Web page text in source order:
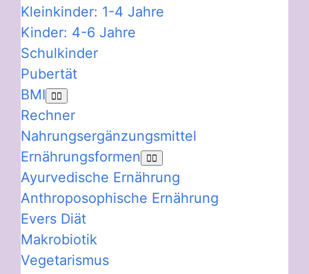
Kleinkinder: 1-4 Jahre
Kinder: 4-6 Jahre
Schulkinder
Pubertät
BMI
Rechner
Nahrungsergänzungsmittel
Ernährungsformen
Ayurvedische Ernährung
Anthroposophische Ernährung
Evers Diät
Makrobiotik
Vegetarismus